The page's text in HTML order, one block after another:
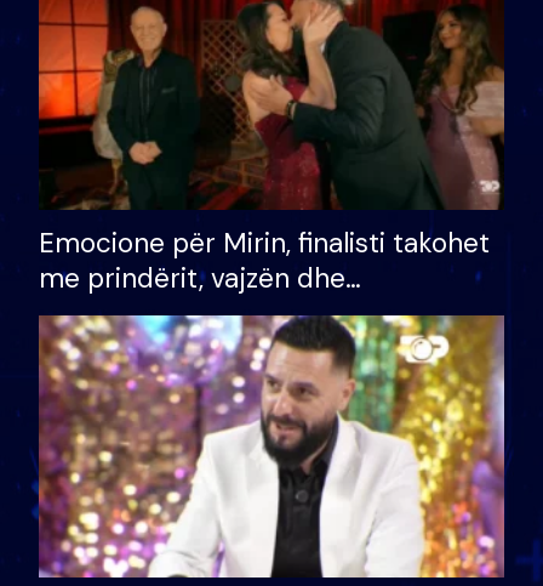
Emocione për Mirin, finalisti takohet
me prindërit, vajzën dhe
bashkëshorten: S’kemi ndonjë letër
divorci apo jo?